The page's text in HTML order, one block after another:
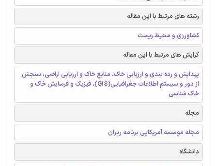
رشته های مرتبط با این مقاله
کشاورزی و محیط زیست
گرایش های مرتبط با این مقاله
پیدایش و رده بندی و ارزیابی خاک، منابع خاک و ارزیابی اراضی، سنجش
از دور و سیستم اطلاعات جغرافیایی(GIS)، فیزیک و فرسایش خاک و
خاک شناسی
مجله
مجله موسسه آمریکایی برنامه ریزان
دانشگاه